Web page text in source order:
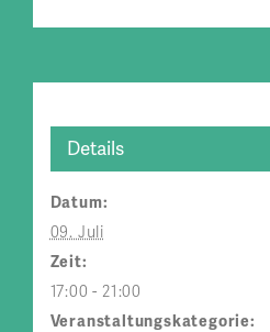
Details
Datum:
09. Juli
Zeit:
17:00 - 21:00
Veranstaltungskategorie: